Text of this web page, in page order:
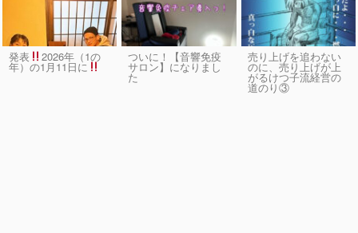
発表 2026年（1の
年）の1月11日に
ついに！【音響免疫
サロン】になりまし
た
売り上げを追わない
のに、売り上げが上
がるけつ子流経営の
道のり③